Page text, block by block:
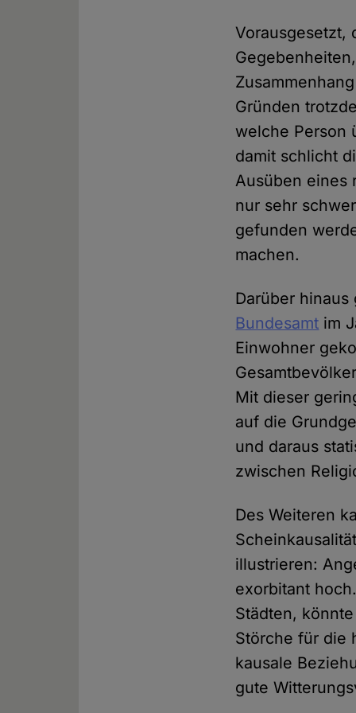
Vorausgesetzt,
Gründen
welche Person
damit schlicht
Ausüben eines
nur sehr
gefunden
machen.
Darüber
Bundesamt im
Einwohner
Mit dieser
auf die
und daraus
zwischen
Des Weiteren
illustrieren:
exorbitant
Städten,
Störche für die
kausale
gute